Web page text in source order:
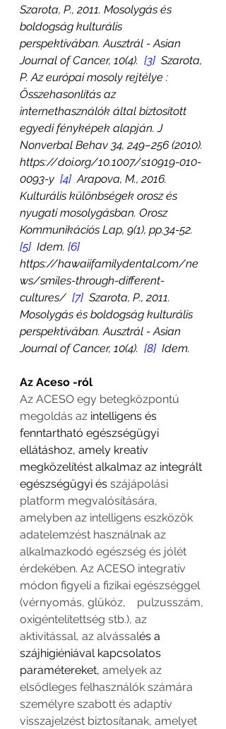
Szarota, P., 2011. Mosolygás és
boldogság kulturális
perspektívában. Ausztrál - Asian
Journal of Cancer, 10(4). [3]
  Szarota,
P. Az európai mosoly rejtélye :
Összehasonlítás az
internethasználók által biztosított
egyedi fényképek alapján. J
Nonverbal Behav 34, 249–256 (2010).
https://doi.org/10.1007/s10919-010-
0093-y [4]
  Arapova, M., 2016.
Kulturális különbségek orosz és
nyugati mosolygásban. Orosz
Kommunikációs Lap, 9(1), pp.34-52.
[5]
  Idem.
[6]
https://hawaiifamilydental.com/ne
ws/smiles-through-different-
cultures/ [7]
  Szarota, P., 2011.
Mosolygás és boldogság kulturális
perspektívában. Ausztrál - Asian
Journal of Cancer, 10(4). [8]
  Idem.
Az Aceso -ról
Az ACESO egy betegközpontú
megoldás az intelligens és
fenntartható egészségügyi
ellátáshoz, amely kreatív
megközelítést alkalmaz az integrált
egészségügyi és szájápolási
platform megvalósítására,
amelyben az intelligens eszközök
adatelemzést használnak az
alkalmazkodó egészség és jólét
érdekében. Az ACESO integratív
módon figyeli a fizikai egészséggel
(vérnyomás, glükóz,
pulzusszám,
oxigéntelítettség stb.), az
aktivitással, az alvássalés a
szájhigiéniával kapcsolatos
paramétereket, amelyek az
elsődleges felhasználók számára
személyre szabott és adaptív
visszajelzést biztosítanak, amelyet